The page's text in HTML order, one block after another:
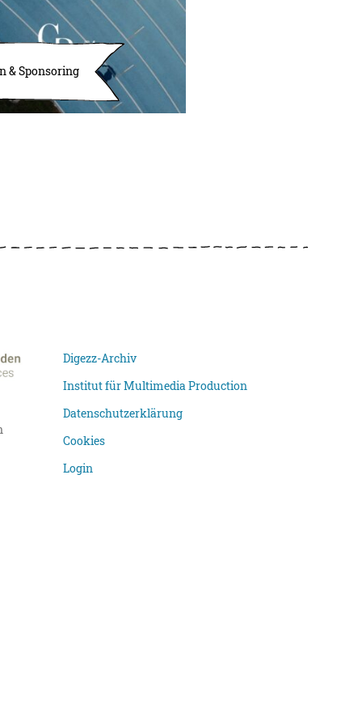
& Sponsoring
Digezz-Archiv
Institut für Multimedia Production
Datenschutzerklärung
Cookies
Login